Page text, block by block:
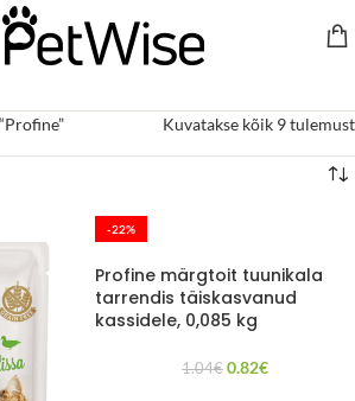
Kuvatakse kõik 9 tulemust
-22%
Profine märgtoit tuunikala
tarrendis täiskasvanud
kassidele, 0,085 kg
1.04€ 0.82€